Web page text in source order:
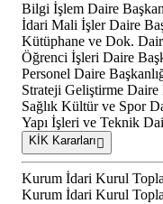
Bilgi İşlem Daire
İdari Mali İşler Daire
Kütüphane ve Dok.
Öğrenci İşleri Daire
Personel Daire
Strateji Geliştirme Daire
Sağlık Kültür ve Spor
Yapı İşleri ve Teknik
KİK Kararları
Kurum İdari Kurul
Kurum İdari Kurul